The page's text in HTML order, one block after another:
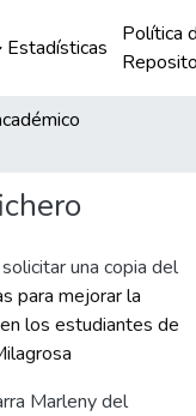
Estadísticas
Política
una copia del
para mejorar la
los estudiantes de
Marleny del